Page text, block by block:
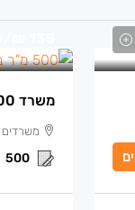
משרד 500 מ”ר להשכרה במגדל ספיר במתחם הבורסה
500